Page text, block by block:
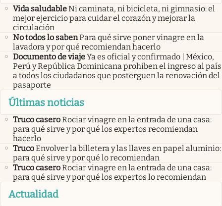
Vida saludableNi caminata, ni bicicleta, ni gimnasio: el
mejor ejercicio para cuidar el corazón y mejorar la
circulación
No todos lo sabenPara qué sirve poner vinagre en la
lavadora y por qué recomiendan hacerlo
Documento de viajeYa es oficial y confirmado | México,
Perú y República Dominicana prohíben el ingreso al país
a todos los ciudadanos que posterguen la renovación del
pasaporte
Últimas noticias
Truco caseroRociar vinagre en la entrada de una casa:
para qué sirve y por qué los expertos recomiendan
hacerlo
TrucoEnvolver la billetera y las llaves en papel aluminio:
para qué sirve y por qué lo recomiendan
Truco caseroRociar vinagre en la entrada de una casa:
para qué sirve y por qué los expertos lo recomiendan
Actualidad